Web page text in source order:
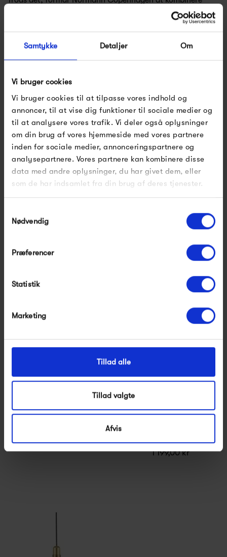
Samtykke Detaljer Om
Vi bruger cookies
Vi bruger cookies til at tilpasse vores indhold og
annoncer, til at vise dig funktioner til sociale medier og
til at analysere vores trafik. Vi deler også oplysninger
om din brug af vores hjemmeside med vores partnere
inden for sociale medier, annonceringspartnere og
analysepartnere. Vores partnere kan kombinere disse
data med andre oplysninger, du har givet dem, eller
som de har indsamlet fra din brug af deres tjenester.
Nødvendig
Præferencer
Statistik
Marketing
Tillad alle
Tillad valgte
Afvis
tidsløst design og høj kvalitet, hvilket skaber produkter, der
vil følge dig gennem lang tid.
Se alle varer fra Normann Copenhagen
Produkter fra samme kategori
3 499,00 kr 3 900,00 kr
1 699,00 kr
1 199,00 kr
FÅ 10% PÅ DIN NÆSTE ORDRE
Indtast din e-mail, så sender vi rabatkoden til dig på
mail. Minimumsbeløb er 499 kr. for at indløse
rabatten.
Gælder ikke på produkter fra Fermob, File Under
*Ved at tilmelde dig accepterer du at modtage e-